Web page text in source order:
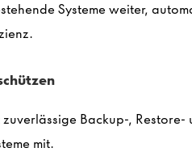
Systeme weiter,
Backup-,
mit.